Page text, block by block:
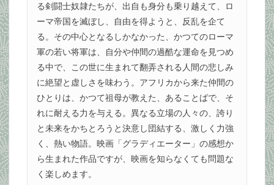
る剣闘士奴隷たちが、出自も身分も乗り越えて、ロ
ーマ帝国を滅ぼし、自由を得ようと、反乱を企て
る。その中心となるしかなかった、かつてのローマ
軍の若い将軍は、自分や仲間の過酷な運命を見つめ
る中で、この世に生まれて翻弄される人間の悲しみ
に絶望と虚しさを味わう。アフリカから来た仲間の
ひとりは、かつて祖母が教えた、あることばで、そ
れに耐える力を与える。異なる立場の人々の、誇り
と未来をかちとろうと決意し団結する、激しく力強
く、熱い物語。映画「グラディエーター」の感想か
ら生まれた作品ですが、映画を知らなくても問題な
く楽しめます。